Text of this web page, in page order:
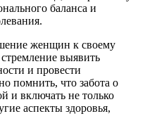
баланса и
женщин к своему
выявить
и провести
помнить, что забота о
и включать не только
аспекты здоровья,